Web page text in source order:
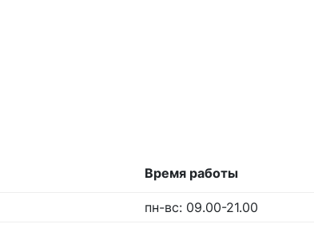
Время работы
пн-вс: 09.00-21.00